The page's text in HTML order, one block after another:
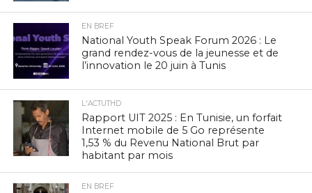
EN BREF
National Youth Speak Forum 2026 : Le
grand rendez-vous de la jeunesse et de
l’innovation le 20 juin à Tunis
L'ACTUTHD
Rapport UIT 2025 : En Tunisie, un forfait
Internet mobile de 5 Go représente
1,53 % du Revenu National Brut par
habitant par mois
EN BREF